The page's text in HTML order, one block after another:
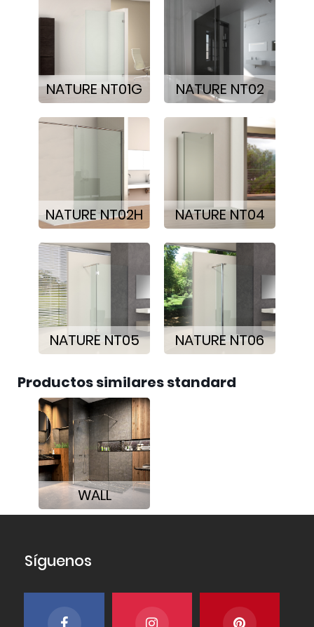
NATURE NT01G NATURE NT02
NATURE NT02H NATURE NT04
NATURE NT05 NATURE NT06
Productos similares standard
WALL
Síguenos